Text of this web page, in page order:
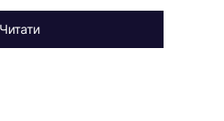
Читати